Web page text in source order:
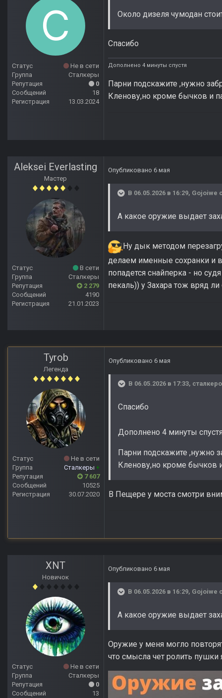
Статус
Не в сети
Группа
Сталкеры
Репутация
0
Сообщений
18
Регистрация
13.03.2024
Около дизеля чумодан
Спасибо
Дополнено 4 минуты спустя
Парни подскажите ,нужно
Кленову,но кроме бычков и
Aleksei Everlasting
Мастер
Статус
В сети
Группа
Сталкеры
Репутация
2 279
Сообщений
4190
Регистрация
21.01.2023
Опубликовано 6 мая
В 06.05.2026 в 16:29, Gojoiwe
А какое оружие выдает
Ну дык методом
делаем именные сохранки и
попадется снайперка - но
пекаль)) у Захара тож вряд
Tyrob
Легенда
Статус
Не в сети
Группа
Сталкеры +
Репутация
7 607
Сообщений
10525
Регистрация
30.07.2020
Опубликовано 6 мая
В 06.05.2026 в 17:33,
Спасибо
Дополнено 4 минуты
Парни подскажите ,нужно
Кленову,но кроме бычков
В Пещере у моста смотри
XNT
Новичок
Статус
Не в сети
Группа
Сталкеры
Репутация
0
Сообщений
13
Опубликовано 6 мая
В 06.05.2026 в 16:29, Gojoiwe
А какое оружие выдает
Оружие у меня могло
что смысла чет ролить